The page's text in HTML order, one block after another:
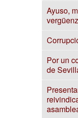
Ayuso,
Por un
de